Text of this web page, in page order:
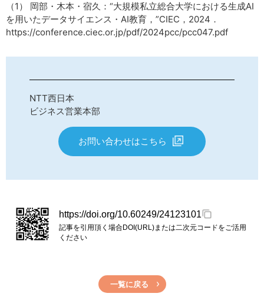
（1） 岡部・木本・宿久：“大規模私立総合大学における生成AI
を用いたデータサイエンス・AI教育，”CIEC，2024．
https://conference.ciec.or.jp/pdf/2024pcc/pcc047.pdf
NTT西日本
ビジネス営業本部
お問い合わせはこちら
https://doi.org/10.60249/24123101
記事を引用頂く場合DOI(URL)または二次元コードをご活用
ください
一覧に戻る